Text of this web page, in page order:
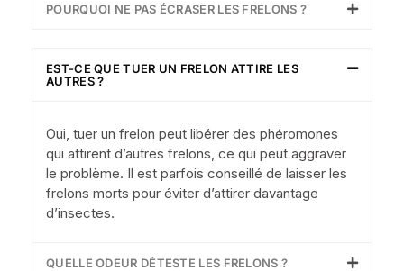
POURQUOI NE PAS ÉCRASER LES FRELONS ?
EST-CE QUE TUER UN FRELON ATTIRE LES
AUTRES ?
Oui, tuer un frelon peut libérer des phéromones
qui attirent d’autres frelons, ce qui peut aggraver
le problème. Il est parfois conseillé de laisser les
frelons morts pour éviter d’attirer davantage
d’insectes.
QUELLE ODEUR DÉTESTE LES FRELONS ?